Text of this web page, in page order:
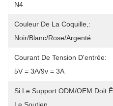
N4
Couleur De La Coquille,:
Noir/blanc/rose/argenté
Courant De Tension D'entrée:
5V = 3A/9v = 3A
Si Le Support ODM/OEM Doit